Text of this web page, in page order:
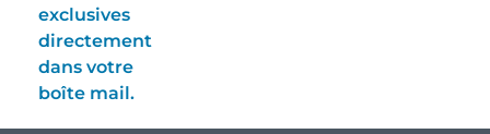
exclusives
directement
dans votre
boîte mail.